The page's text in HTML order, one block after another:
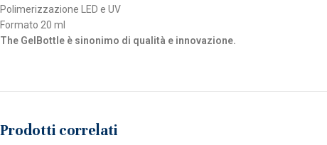
Polimerizzazione LED e UV
Formato 20 ml
The GelBottle è sinonimo di qualità e innovazione.
Prodotti correlati